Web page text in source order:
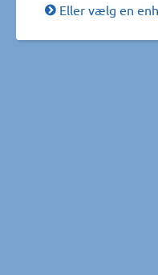
Eller vælg en